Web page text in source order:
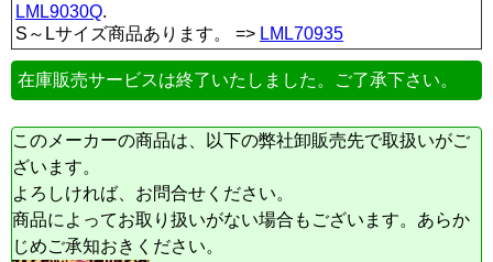
LML9030Q.
S～Lサイズ商品あります。 => LML70935
在庫販売サービスは終了いたしました。ご了承下さい。
このメーカーの商品は、以下の弊社卸販売先で取扱いがご
ざいます。
よろしければ、お問合せください。
商品によってお取り扱いがない場合もございます。あらか
じめご承知おきください。